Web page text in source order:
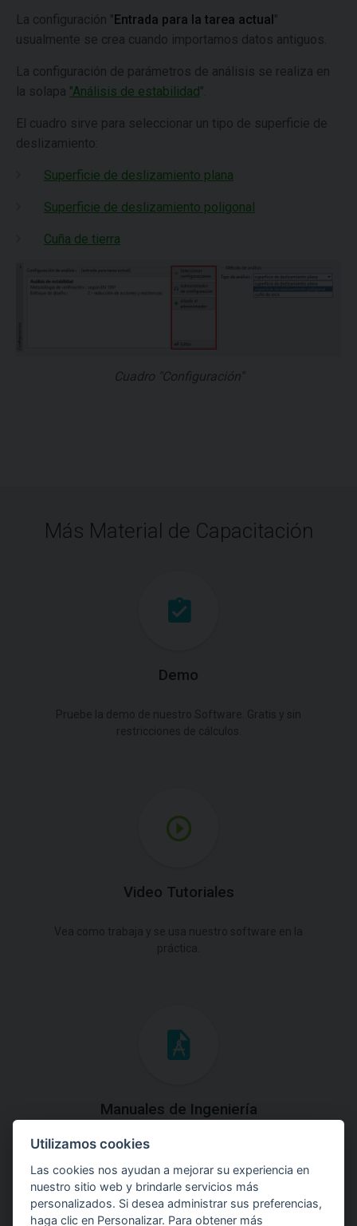
La configuración "Entrada para la tarea actual"
usualmente se crea cuando importamos datos antiguos.
La configuración de parámetros de análisis se realiza en
la solapa "Análisis de estabilidad".
El cuadro sirve para seleccionar un tipo de superficie de
deslizamiento:
Superficie de deslizamiento plana
Superficie de deslizamiento poligonal
Cuña de tierra
Cuadro "Configuración"
Más Material de Capacitación
Demo
Video Tutoriales
Manuales de Ingeniería
Descargue los Manuales de Ingeniería con las teorías y
explicaciones prácticas del uso de software.
Utilizamos cookies
Las cookies nos ayudan a mejorar su experiencia en
nuestro sitio web y brindarle servicios más
personalizados. Si desea administrar sus preferencias,
haga clic en Personalizar. Para obtener más